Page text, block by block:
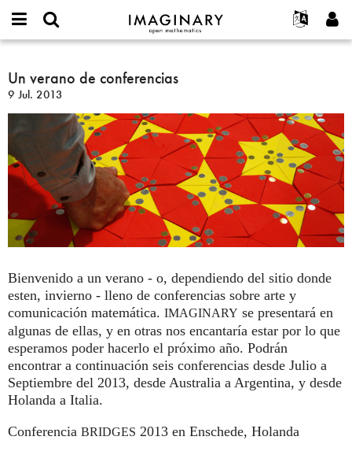
IMAGINARY
open
Français
한국어
Español
Türkçe
Programas
Interactivos
Películas
Textos
Exposiciones
Más...
Proyectos
Contacto
or
username
*
Contraseña
Crear nueva cuenta
Solicitar una nueva contraseña
Buscar
Un
verano
de
conferencias
Un verano de conferencias
9 Jul. 2013
Bienvenido a un verano - o, dependiendo del sitio donde
esten, invierno - lleno de conferencias sobre arte y
comunicación matemática. IMAGINARY se presentará en
algunas de ellas, y en otras nos encantaría estar por lo que
esperamos poder hacerlo el próximo año. Podrán
encontrar a continuación seis conferencias desde Julio a
Septiembre del 2013, desde Australia a Argentina, y desde
Holanda a Italia.
Conferencia BRIDGES 2013 en Enschede, Holanda